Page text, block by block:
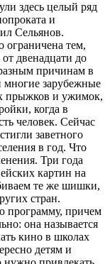
здесь целый ряд
и
Сельянов.
ограничена тем,
двенадцати до
причинам в
многие зарубежные
прыжков и ужимок,
когда в
человек. Сейчас
заветного
в год. Что
Три года
картин на
те же шишки,
стран.
программу, причем
она называется
кино в школах
детям и